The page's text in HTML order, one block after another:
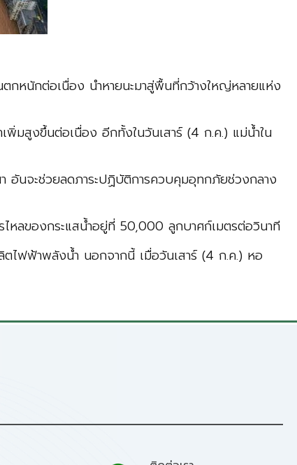
กหนักต่อเนื่อง นำหายนะมาสู่พื้นที่กว้างใหญ่หลายแห่ง
พิ่มสูงขึ้นต่อเนื่อง อีกทั้งในวันเสาร์ (4 ก.ค.) แม่น้ำใน
อันจะช่วยลดภาระปฏิบัติการควบคุมอุทกภัยช่วงกลาง
ลของกระแสน้ำอยู่ที่ 50,000 ลูกบาศก์เมตรต่อวินาที
ตไฟฟ้าพลังน้ำ นอกจากนี้ เมื่อวันเสาร์ (4 ก.ค.) หอ